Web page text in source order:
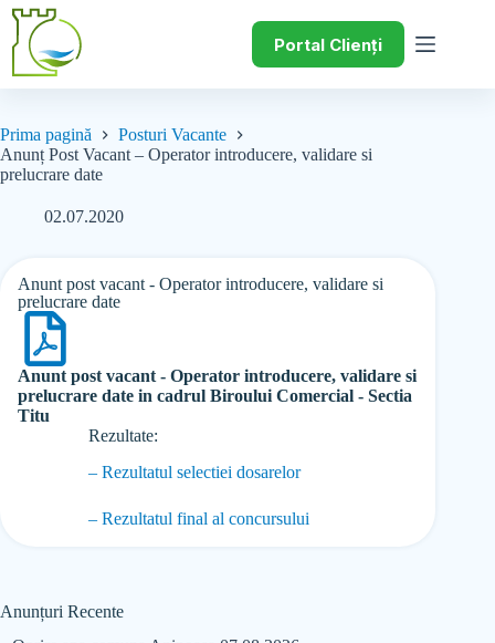
Portal Clienți
Prima pagină
Posturi Vacante
Anunț Post Vacant – Operator introducere, validare si
prelucrare date
02.07.2020
Anunt post vacant - Operator introducere, validare si
prelucrare date
Anunt post vacant - Operator introducere, validare si
prelucrare date in cadrul Biroului Comercial - Sectia
Titu
Rezultate:
– Rezultatul selectiei dosarelor
– Rezultatul final al concursului
Anunțuri Recente